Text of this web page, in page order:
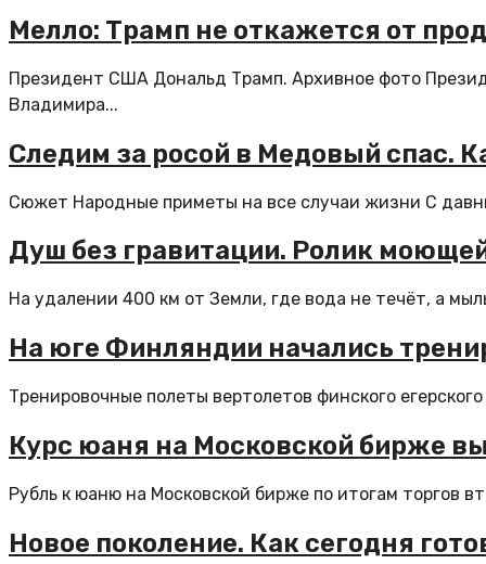
Мелло: Трамп не откажется от
Президент США Дональд Трамп. Архивное фото
Владимира...
Следим за росой в Медовый спас.
Сюжет Народные приметы на все случаи жизни С
Душ без гравитации. Ролик
На удалении 400 км от Земли, где вода не течёт, а
На юге Финляндии начались
Тренировочные полеты вертолетов финского
Курс юаня на Московской бирже
Рубль к юаню на Московской бирже по итогам торгов
Новое поколение. Как сегодня